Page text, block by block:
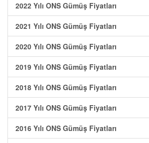
2022 Yılı ONS Gümüş Fiyatları
2021 Yılı ONS Gümüş Fiyatları
2020 Yılı ONS Gümüş Fiyatları
2019 Yılı ONS Gümüş Fiyatları
2018 Yılı ONS Gümüş Fiyatları
2017 Yılı ONS Gümüş Fiyatları
2016 Yılı ONS Gümüş Fiyatları